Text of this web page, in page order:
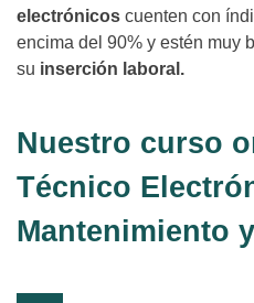
electrónicos cuenten con
encima del 90% y estén muy
su inserción laboral.
Nuestro curso
Técnico
Mantenimiento